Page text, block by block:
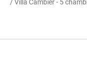
/ Villa Cambier - 5